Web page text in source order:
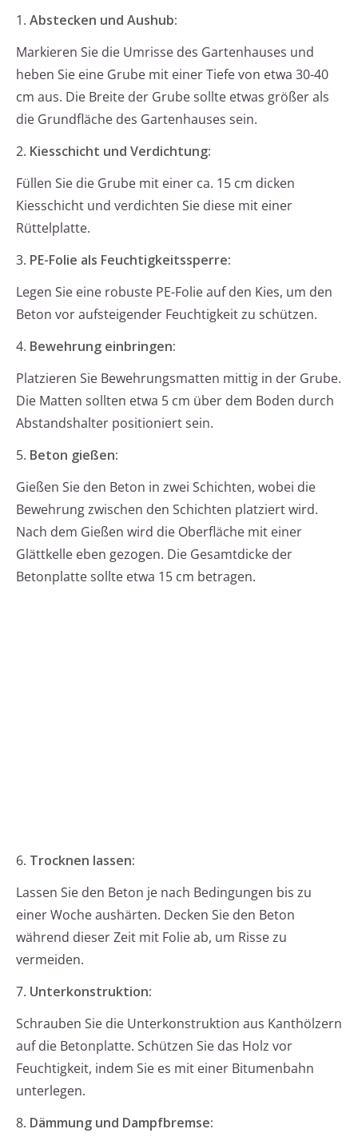
1. Abstecken und Aushub:
Markieren Sie die Umrisse des Gartenhauses und
heben Sie eine Grube mit einer Tiefe von etwa 30-40
cm aus. Die Breite der Grube sollte etwas größer als
die Grundfläche des Gartenhauses sein.
2. Kiesschicht und Verdichtung:
Füllen Sie die Grube mit einer ca. 15 cm dicken
Kiesschicht und verdichten Sie diese mit einer
Rüttelplatte.
3. PE-Folie als Feuchtigkeitssperre:
Legen Sie eine robuste PE-Folie auf den Kies, um den
Beton vor aufsteigender Feuchtigkeit zu schützen.
4. Bewehrung einbringen:
Platzieren Sie Bewehrungsmatten mittig in der Grube.
Die Matten sollten etwa 5 cm über dem Boden durch
Abstandshalter positioniert sein.
5. Beton gießen:
Gießen Sie den Beton in zwei Schichten, wobei die
Bewehrung zwischen den Schichten platziert wird.
Nach dem Gießen wird die Oberfläche mit einer
Glättkelle eben gezogen. Die Gesamtdicke der
Betonplatte sollte etwa 15 cm betragen.
6. Trocknen lassen:
Lassen Sie den Beton je nach Bedingungen bis zu
einer Woche aushärten. Decken Sie den Beton
während dieser Zeit mit Folie ab, um Risse zu
vermeiden.
7. Unterkonstruktion:
Schrauben Sie die Unterkonstruktion aus Kanthölzern
auf die Betonplatte. Schützen Sie das Holz vor
Feuchtigkeit, indem Sie es mit einer Bitumenbahn
unterlegen.
8. Dämmung und Dampfbremse: